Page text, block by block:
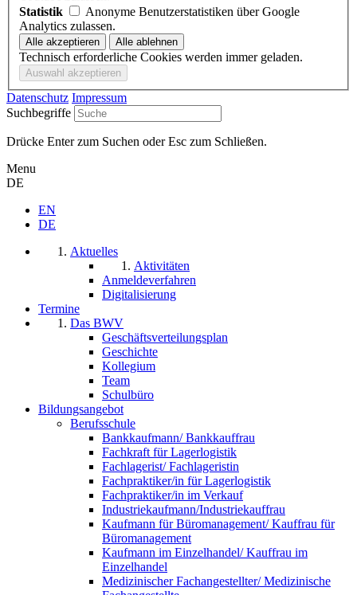
Statistik
Anonyme Benutzerstatistiken über Google
Analytics zulassen.
Technisch erforderliche Cookies werden immer geladen.
Datenschutz Impressum
Suchbegriffe
Drücke Enter zum Suchen oder Esc zum Schließen.
Menu
DE
EN
DE
Aktuelles
Aktivitäten
Anmeldeverfahren
Digitalisierung
Termine
Das BWV
Geschäftsverteilungsplan
Geschichte
Kollegium
Team
Schulbüro
Bildungsangebot
Berufsschule
Bankkaufmann/ Bankkauffrau
Fachkraft für Lagerlogistik
Fachlagerist/ Fachlageristin
Fachpraktiker/in für Lagerlogistik
Fachpraktiker/in im Verkauf
Industriekaufmann/Industriekauffrau
Kaufmann für Büromanagement/ Kauffrau für
Büromanagement
Kaufmann im Einzelhandel/ Kauffrau im
Einzelhandel
Medizinischer Fachangestellter/ Medizinische